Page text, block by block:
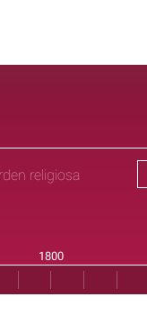
religiosa